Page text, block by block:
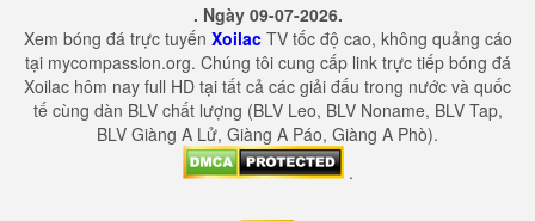
. Ngày 09-07-2026.
Xem bóng đá trực tuyến XoilacTV tốc độ cao, không quảng cáo
tại mycompassion.org. Chúng tôi cung cấp link trực tiếp bóng đá
Xoilac hôm nay full HD tại tất cả các giải đấu trong nước và quốc
tế cùng dàn BLV chất lượng (BLV Leo, BLV Noname, BLV Tap,
BLV Giàng A Lử, Giàng A Páo, Giàng A Phò).
.